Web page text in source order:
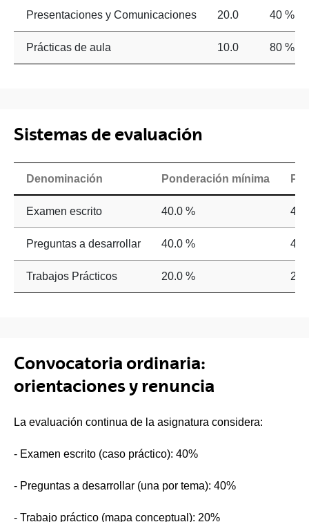
Presentaciones y Comunicaciones 20.0 40 %
Prácticas de aula 10.0 80 %
Sistemas de evaluación
Denominación Ponderación mínima
Examen escrito 40.0 %
Preguntas a desarrollar 40.0 %
Trabajos Prácticos 20.0 %
Convocatoria ordinaria:
orientaciones y renuncia
La evaluación continua de la asignatura considera:
- Examen escrito (caso práctico): 40%
- Preguntas a desarrollar (una por tema): 40%
- Trabajo práctico (mapa conceptual): 20%